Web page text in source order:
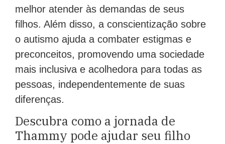
melhor atender às demandas de seus
filhos. Além disso, a conscientização sobre
o autismo ajuda a combater estigmas e
preconceitos, promovendo uma sociedade
mais inclusiva e acolhedora para todas as
pessoas, independentemente de suas
diferenças.
Descubra como a jornada de
Thammy pode ajudar seu filho